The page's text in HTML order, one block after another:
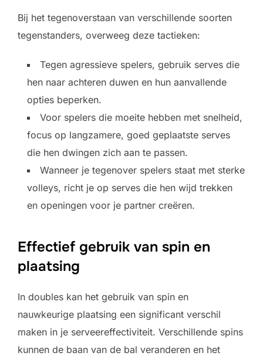
Bij het tegenoverstaan van verschillende soorten
tegenstanders, overweeg deze tactieken:
Tegen agressieve spelers, gebruik serves die
hen naar achteren duwen en hun aanvallende
opties beperken.
Voor spelers die moeite hebben met snelheid,
focus op langzamere, goed geplaatste serves
die hen dwingen zich aan te passen.
Wanneer je tegenover spelers staat met sterke
volleys, richt je op serves die hen wijd trekken
en openingen voor je partner creëren.
Effectief gebruik van spin en
plaatsing
In doubles kan het gebruik van spin en
nauwkeurige plaatsing een significant verschil
maken in je serveereffectiviteit. Verschillende spins
kunnen de baan van de bal veranderen en het